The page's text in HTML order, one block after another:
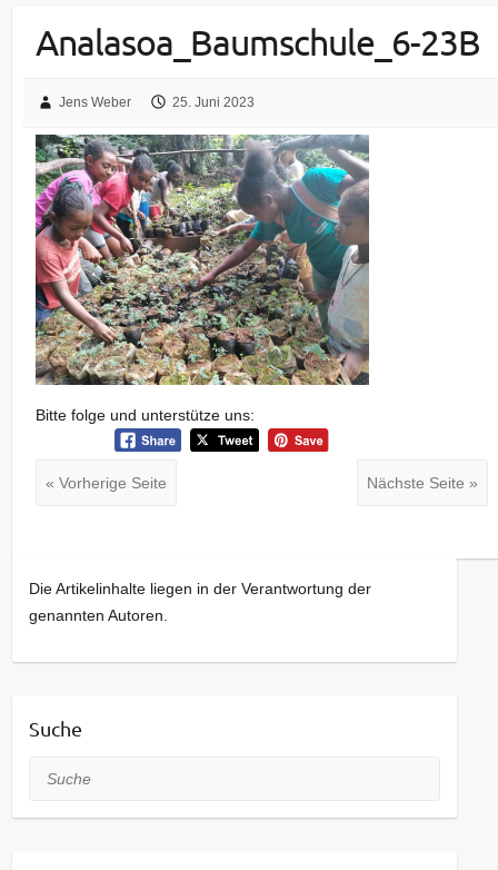
Analasoa_Baumschule_6-23B
Jens Weber 25. Juni 2023
Bitte folge und unterstütze uns:
« Vorherige Seite Nächste Seite »
Die Artikelinhalte liegen in der Verantwortung der
genannten Autoren.
Suche
Suche